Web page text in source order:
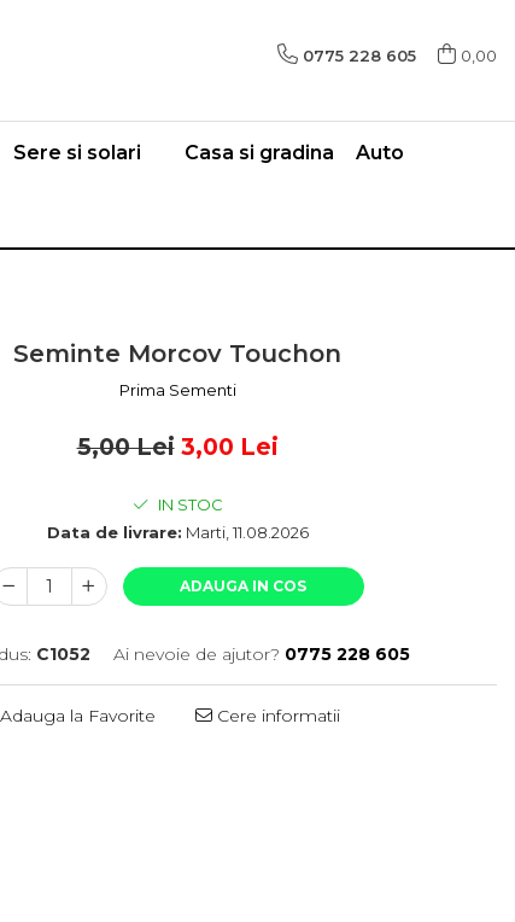
0775 228 605 0,00
Sere si solari Casa si gradina Auto
Seminte Morcov Touchon
Prima Sementi
5,00 Lei 3,00 Lei
IN STOC
Data de livrare: Marti, 11.08.2026
ADAUGA IN COS
C1052 Ai nevoie de ajutor? 0775 228 605
Adauga la Favorite Cere informatii